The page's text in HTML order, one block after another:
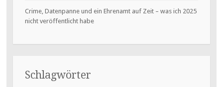
Crime, Datenpanne und ein Ehrenamt auf Zeit – was ich 2025
nicht veröffentlicht habe
Schlagwörter